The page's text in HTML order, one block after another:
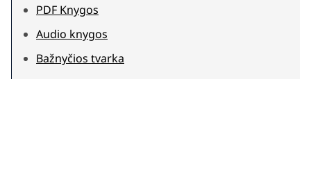
PDF Knygos
Audio knygos
Bažnyčios tvarka